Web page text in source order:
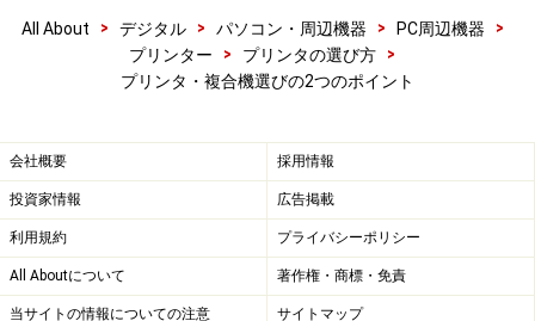
All About > デジタル > パソコン・周辺機器 > PC周辺機器
>
プリンター
> プリンタの選び方
>
プリンタ・複合機選びの2つのポイント
会社概要 採用情報
投資家情報 広告掲載
利用規約 プライバシーポリシー
All Aboutについて 著作権・商標・免責
当サイトの情報についての注意 サイトマップ